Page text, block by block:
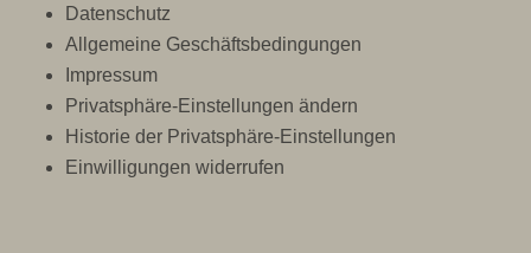
Datenschutz
Allgemeine Geschäftsbedingungen
Impressum
Privatsphäre-Einstellungen ändern
Historie der Privatsphäre-Einstellungen
Einwilligungen widerrufen